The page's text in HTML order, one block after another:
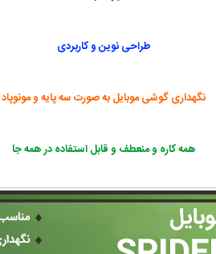
طراحی نوین و کاربردی
نگهداری گوشی موبایل به صورت سه پایه و مونوپاد
همه کاره و منعطف و قابل استفاده در همه جا